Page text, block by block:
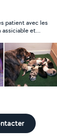
nos
patient avec les
assiciable et